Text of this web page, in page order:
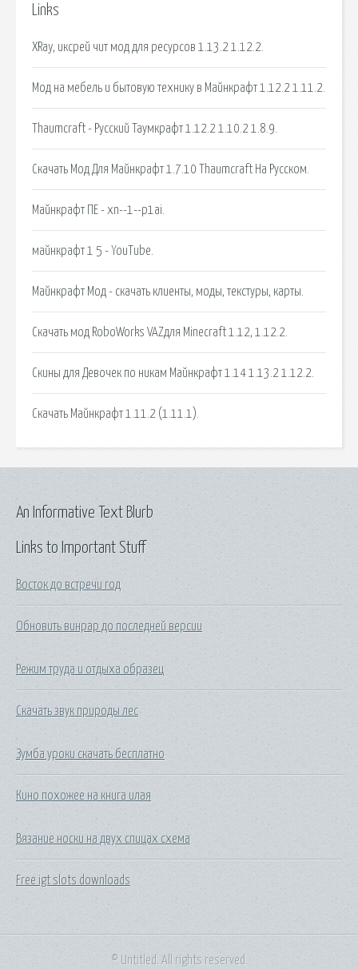
Links
XRay, иксрей чит мод для ресурсов 1.13.2 1.12.2.
Мод на мебель и бытовую технику в Майнкрафт 1.12.2 1.11.2.
Thaumcraft - Русский Таумкрафт 1.12.2 1.10.2 1.8.9.
Скачать Мод Для Майнкрафт 1.7.10 Thaumcraft На Русском.
Майнкрафт ПЕ - xn--1--p1ai.
майнкрафт 1 5 - YouTube.
Майнкрафт Мод - скачать клиенты, моды, текстуры, карты.
Скачать мод RoboWorks VAZдля Minecraft 1.12, 1.12.2.
Скины для Девочек по никам Майнкрафт 1.14 1.13.2 1.12.2.
Скачать Майнкрафт 1.11.2 (1.11.1).
Links to Important Stuff
Восток до встречи год
Обновить винрар до последней версии
Режим труда и отдыха образец
Скачать звук природы лес
Зумба уроки скачать бесплатно
Кино похожее на книга илая
Вязание носки на двух спицах схема
Free igt slots downloads
An Informative Text Blurb
© Untitled. All rights reserved.